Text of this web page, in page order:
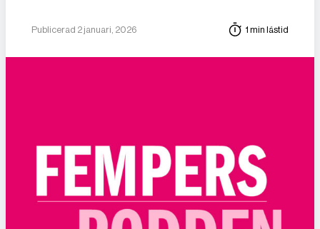
Publicerad 2 januari, 2026 1 min lästid